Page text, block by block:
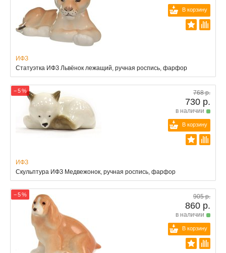
В корзину
ИФЗ
Статуэтка ИФЗ Львёнок лежащий, ручная роспись, фарфор
− 5 % 768 р.
730 р.
в наличии
В корзину
ИФЗ
Скульптура ИФЗ Медвежонок, ручная роспись, фарфор
− 5 % 905 р.
860 р.
в наличии
В корзину